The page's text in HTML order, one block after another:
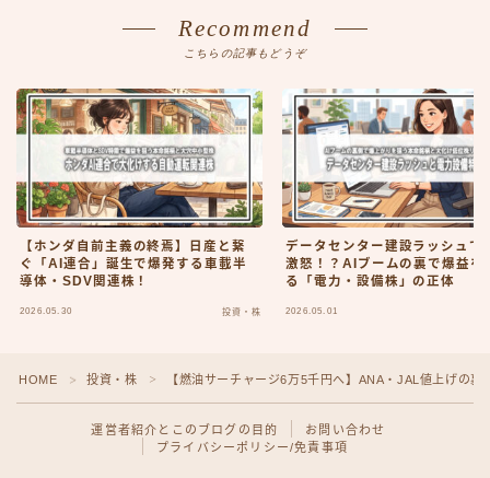
Recommend
こちらの記事もどうぞ
【ホンダ自前主義の終焉】日産と繋
ぐ「AI連合」誕生で爆発する車載半
導体・SDV関連株！
2026.05.30 投資・株
データセンター建設ラッシュで
激怒！？AIブームの裏で爆益を
る「電力・設備株」の正体
2026.05.01
HOME ＞ 投資・株 ＞ 【燃油サーチャージ6万5千円へ】ANA・JAL値上げの
運営者紹介とこのブログの目的
お問い合わせ
プライバシーポリシー/免責事項